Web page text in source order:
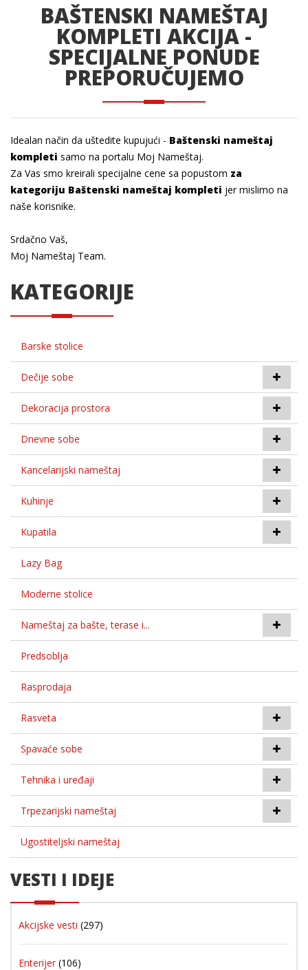
BAŠTENSKI NAMEŠTAJ
KOMPLETI AKCIJA -
SPECIJALNE PONUDE
PREPORUČUJEMO
Idealan način da uštedite kupujući - Baštenski nameštaj
kompleti samo na portalu Moj Nameštaj.
Za Vas smo kreirali specijalne cene sa popustom za
kategoriju Baštenski nameštaj kompleti jer mislimo na
naše korisnike.
Srdačno Vaš,
Moj Nameštaj Team.
KATEGORIJE
Barske stolice
Dečije sobe
Dekoracija prostora
Dnevne sobe
Kancelarijski nameštaj
Kuhinje
Kupatila
Lazy Bag
Moderne stolice
Nameštaj za bašte, terase i...
Predsoblja
Rasprodaja
Rasveta
Spavaće sobe
Tehnika i uređaji
Trpezarijski nameštaj
Ugostiteljski nameštaj
VESTI I IDEJE
Akcijske vesti (297)
Enterijer (106)